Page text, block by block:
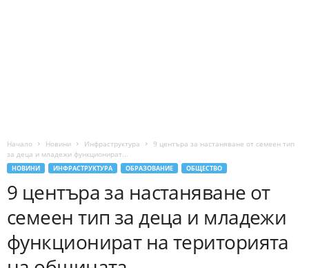
Начало Новини Инфраструктура
9 центъра за настаняване от семеен тип
за деца и младежи функционират...
НОВИНИ ИНФРАСТРУКТУРА ОБРАЗОВАНИЕ ОБЩЕСТВО
9 центъра за настаняване от
семеен тип за деца и младежи
функционират на територията